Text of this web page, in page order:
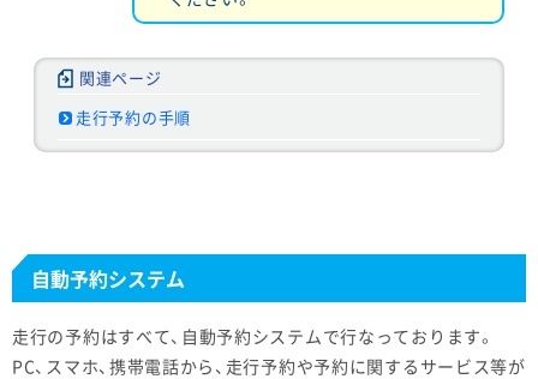
走行予約の手順
自動予約システム
走行の予約はすべて、自動予約システムで行なっております。
PC、スマホ、携帯電話から、走行予約や予約に関するサービス等が